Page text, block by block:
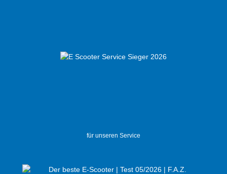
für unseren Service